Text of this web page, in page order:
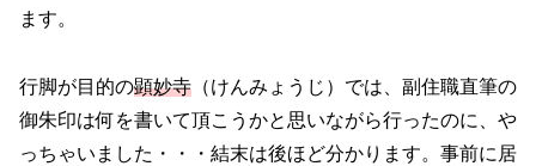
ます。
行脚が目的の顕妙寺 （けんみょうじ）では、副住職直筆の
御朱印は何を書いて頂こうかと思いながら行ったのに、や
っちゃいました・・・結末は後ほど分かります。事前に居